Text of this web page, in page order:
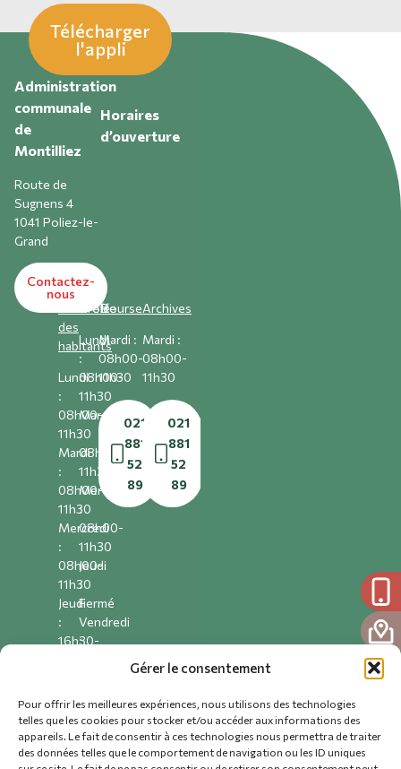
Gérer le consentement
Pour offrir les meilleures expériences, nous utilisons des technologies
telles que les cookies pour stocker et/ou accéder aux informations des
appareils. Le fait de consentir à ces technologies nous permettra de traiter
des données telles que le comportement de navigation ou les ID uniques
Télécharger
l'appli
Administration
communale
de
Montilliez
Route de
Sugnens 4
1041 Poliez-le-
Grand
Contactez-
nous
Horaires
d’ouverture
Contrôle
des
habitants
Lundi
:
08h00-
11h30
Mardi
:
08h00-
11h30
Mercredi
:
08h00-
11h30
Jeudi
:
16h30-
:
08h00-
11h30
Greffe
Lundi
:
08h00-
11h30
Mardi
:
08h00-
11h30
Mercredi
:
08h00-
11h30
Jeudi
:
Fermé
Vendredi
:
021
881
49
Bourse
Mardi :
08h00-
11h30
021
881
52
89
Archives
Mardi :
08h00-
11h30
021
881
52
89